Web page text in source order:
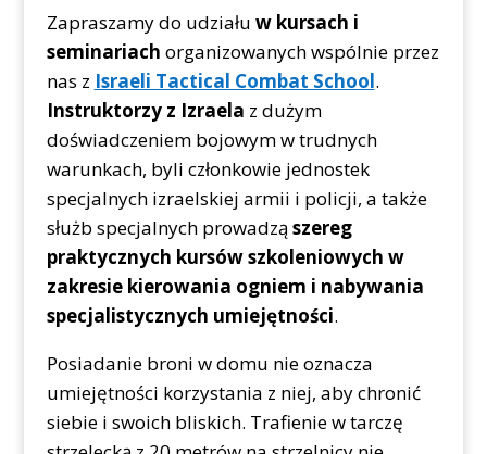
Zapraszamy do udziału w kursach i
seminariach organizowanych wspólnie przez
nas z Israeli Tactical Combat School.
Instruktorzy z Izraela z dużym
doświadczeniem bojowym w trudnych
warunkach, byli członkowie jednostek
specjalnych izraelskiej armii i policji, a także
służb specjalnych prowadzą szereg
praktycznych kursów szkoleniowych w
zakresie kierowania ogniem i nabywania
specjalistycznych umiejętności.
Posiadanie broni w domu nie oznacza
umiejętności korzystania z niej, aby chronić
siebie i swoich bliskich. Trafienie w tarczę